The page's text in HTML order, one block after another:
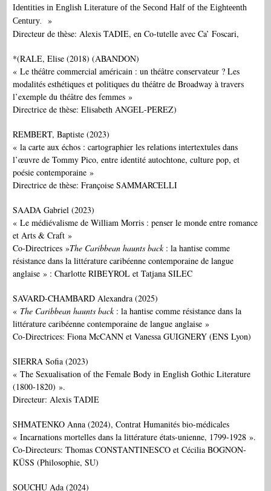
Identities in English Literature of the Second Half of the Eighteenth
Century.
»
Directeur de thèse: Alexis TADIE, en Co-tutelle avec Ca’ Foscari,
*(RALE, Elise (2018) (ABANDON)
« Le théâtre commercial américain : un théâtre conservateur ? Les
modalités esthétiques et politiques du théâtre de Broadway à travers
l’exemple du théâtre des femmes »
Directrice de thèse: Elisabeth ANGEL-PEREZ)
REMBERT, Baptiste (2023)
« la carte aux échos : cartographier les relations intertextules dans
l’œuvre de Tommy Pico, entre identité autochtone, culture pop, et
poésie contemporaine »
Directrice de thèse: Françoise SAMMARCELLI
SAADA Gabriel (2023)
« Le médiévalisme de William Morris : penser le monde entre romance
et Arts & Craft »
Co-Directrices »The Caribbean haunts back: la hantise comme
résistance dans la littérature caribéenne contemporaine de langue
anglaise » : Charlotte RIBEYROL et Tatjana SILEC
SAVARD-CHAMBARD Alexandra (2025)
« The Caribbean haunts back: la hantise comme résistance dans la
littérature caribéenne contemporaine de langue anglaise »
Co-Directrices: Fiona McCANN et Vanessa GUIGNERY (ENS Lyon)
SIERRA Sofia (2023)
« The Sexualisation of the Female Body in English Gothic Literature
(1800-1820) ».
Directeur: Alexis TADIE
SHMATENKO Anna (2024), Contrat Humanités bio-médicales
« Incarnations mortelles dans la littérature états-unienne, 1799-1928 ».
Co-Directeurs: Thomas CONSTANTINESCO et Cécilia BOGNON-
KÜSS (Philosophie, SU)
SOUCHU Ada (2024)